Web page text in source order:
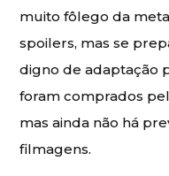
muito fôlego da
spoilers, mas se
digno de adaptação
foram comprados
mas ainda não há
filmagens.